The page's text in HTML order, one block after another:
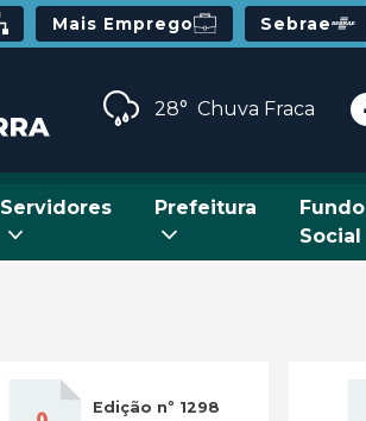
Mais Emprego Sebrae
28° Chuva Fraca
Servidores Prefeitura
Fundo
Social
Edição nº 1298